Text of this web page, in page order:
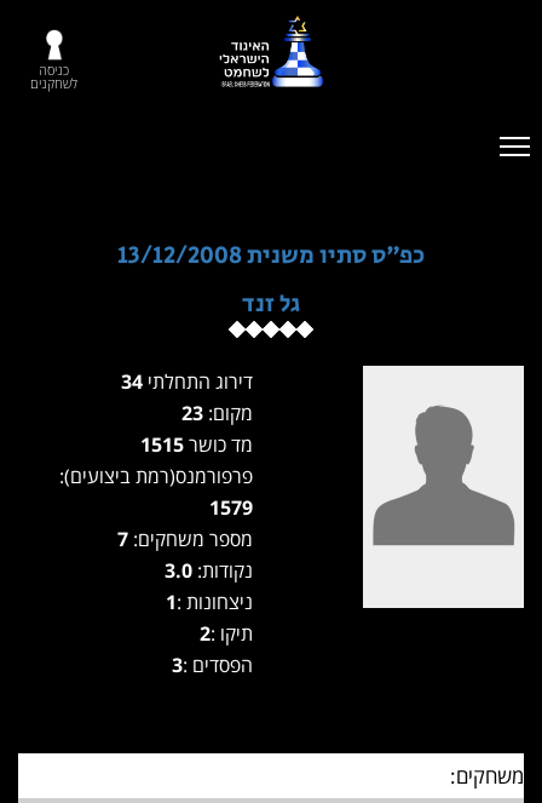
כניסה
לשחקנים
כפ"ס סתיו משנית 13/12/2008
גל זנד
דירוג התחלתי
מקום:
מד כושר
פרפורמנס(רמת ביצועים):
1579
מספר משחקים:
נקודות: 3.0
ניצחונות :1
תיקו :2
הפסדים :3
משחקים: